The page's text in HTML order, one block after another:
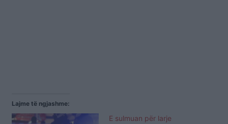
Lajme të ngjashme:
E sulmuan për larje